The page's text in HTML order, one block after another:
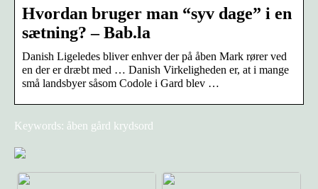
Hvordan bruger man “syv dage” i en
sætning? – Bab.la
Danish Ligeledes bliver enhver der på åben Mark rører ved
en der er dræbt med … Danish Virkeligheden er, at i mange
små landsbyer såsom Codole i Gard blev …
Keywords: åben gård krydsord